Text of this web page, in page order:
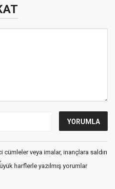
veya imalar, inançlara saldırı
harflerle yazılmış yorumlar